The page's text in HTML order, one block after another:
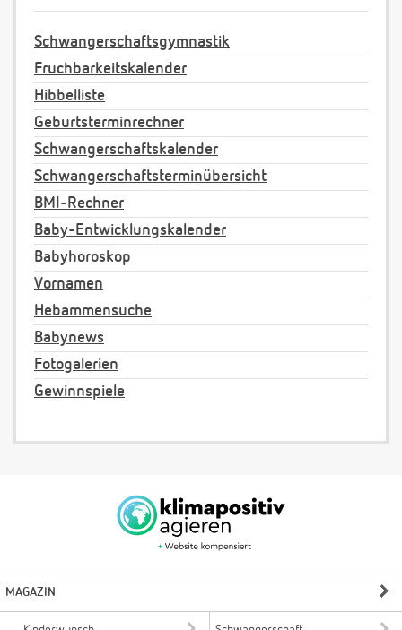
Schwangerschaftsgymnastik
Fruchbarkeitskalender
Hibbelliste
Geburtsterminrechner
Schwangerschaftskalender
Schwangerschaftsterminübersicht
BMI-Rechner
Baby-Entwicklungskalender
Babyhoroskop
Vornamen
Hebammensuche
Babynews
Fotogalerien
Gewinnspiele
MAGAZIN